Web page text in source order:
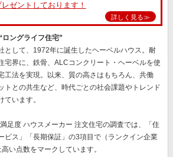
ゼントしております！
詳しく見る≫
ングライフ住宅”
として、1972年に誕生したヘーベルハウス。耐
宅界に、鉄骨、ALCコンクリート・ヘーベルを使
工法を実現。以来、質の高さはもちろん、共働
トとの共生など、時代ごとの社会課題やトレンド
ています。
足度 ハウスメーカー 注文住宅の調査では、
「住
ビス」「長期保証」 の3項目で（ランクイン企業
い点数をマークしています。